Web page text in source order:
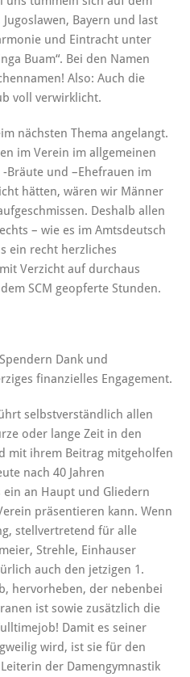
Bayern und last
und Eintracht unter
Buam“. Bei den Namen
Also: Auch die
voll verwirklicht.
nächsten Thema angelangt.
im Verein im allgemeinen
Bräute und –Ehefrauen im
hätten, wären wir Männer
Deshalb allen
– wie es im Amtsdeutsch
ein recht herzliches
Verzicht auf durchaus
SCM geopferte Stunden.
Dank und
finanzielles Engagement.
selbstverständlich allen
oder lange Zeit in den
mit ihrem Beitrag mitgeholfen
nach 40 Jahren
ein an Haupt und Gliedern
präsentieren kann. Wenn
stellvertretend für alle
Strehle, Einhauser
auch den jetzigen 1.
hervorheben, der nebenbei
ist sowie zusätzlich die
Damit es seiner
wird, ist sie für den
der Damengymnastik